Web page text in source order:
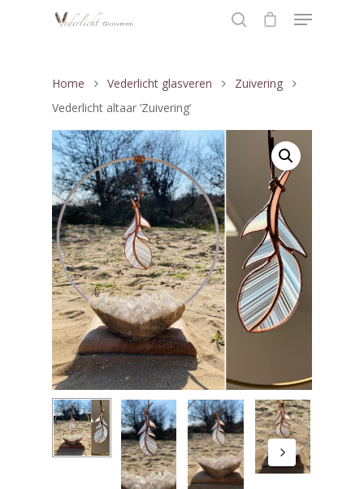
Hit enter to search or ESC to close
Home Vederlicht glasveren
Zuivering
Vederlicht altaar ‘Zuivering’